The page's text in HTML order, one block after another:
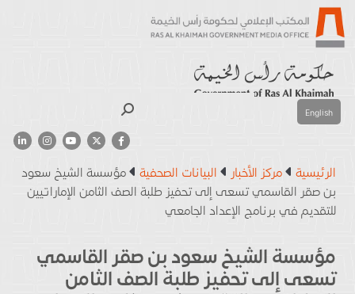
English
الرئيسية مركز الأخبار البيانات الصحفية
مؤسسة الشيخ سعود
بن صقر القاسمي تسعى إلى تحفيز طلبة الصف الثامن الإماراتيين
للتقديم في برنامج الإعداد الجامعي
مؤسسة الشيخ سعود بن صقر القاسمي
تسعى إلى تحفيز طلبة الصف الثامن